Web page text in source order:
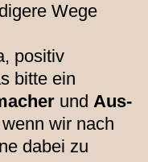
Wege
positiv
bitte ein
undAus-
wenn wir nach
dabei zu